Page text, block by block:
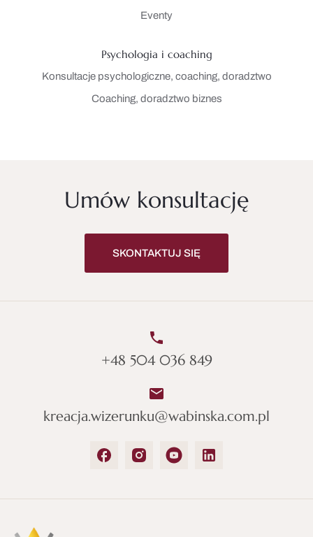
Eventy
Psychologia i coaching
Konsultacje psychologiczne, coaching, doradztwo
Coaching, doradztwo biznes
Umów konsultację
SKONTAKTUJ SIĘ
+48 504 036 849
kreacja.wizerunku@wabinska.com.pl